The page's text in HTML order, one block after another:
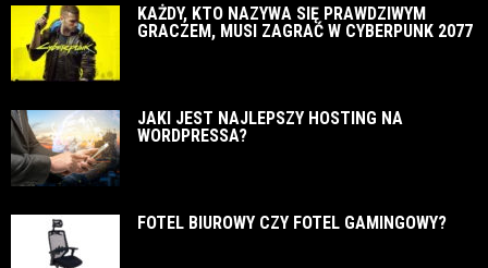
KAŻDY, KTO NAZYWA SIĘ PRAWDZIWYM
GRACZEM, MUSI ZAGRAĆ W CYBERPUNK 2077
JAKI JEST NAJLEPSZY HOSTING NA
WORDPRESSA?
FOTEL BIUROWY CZY FOTEL GAMINGOWY?